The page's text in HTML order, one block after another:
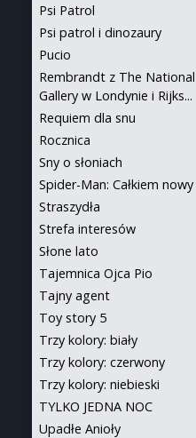
Psi Patrol
Psi patrol i dinozaury
Pucio
Rembrandt z The National
Gallery w Londynie i Rijks...
Requiem dla snu
Rocznica
Sny o słoniach
Spider-Man: Całkiem
Straszydła
Strefa interesów
Słone lato
Tajemnica Ojca Pio
Tajny agent
Toy story 5
Trzy kolory: biały
Trzy kolory: czerwony
Trzy kolory: niebieski
TYLKO JEDNA NOC
Upadłe Anioły